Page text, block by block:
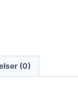
(0)